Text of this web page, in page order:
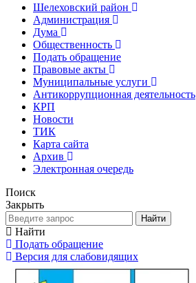
Шелеховский район
Администрация
Дума
Общественность
Подать обращение
Правовые акты
Муниципальные услуги
Антикоррупционная деятельность
КРП
Новости
ТИК
Карта сайта
Архив
Электронная очередь
Поиск
Закрыть
Найти
Найти
Подать обращение
Версия для слабовидящих